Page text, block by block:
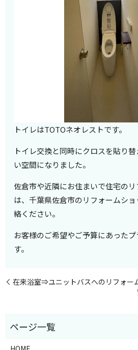
トイレはTOTOネオレストです。
トイレ交換と同時にクロスを貼り
い空間になりました。
佐倉市や近隣にお住まいで住宅の
は、千葉県佐倉市のリフォームシ
絡ください。
お客様のご希望やご予算にあった
す。
在来浴室⇒ユニットバスへのリフォー